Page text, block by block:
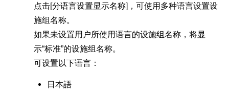
点击[分语言设置显示名称]，可使用多种语言设置设
施组名称。
如果未设置用户所使用语言的设施组名称，将显
示“标准”的设施组名称。
可设置以下语言：
日本語